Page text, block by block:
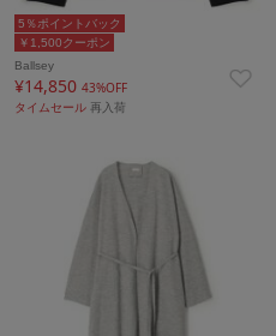
￥1,500クーポン
5％ポイントバック
Ballsey
¥14,850 43%OFF
タイムセール 再入荷